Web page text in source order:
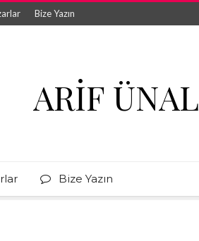
Bize Yazın
ARIF ÜNAL
Bize Yazın